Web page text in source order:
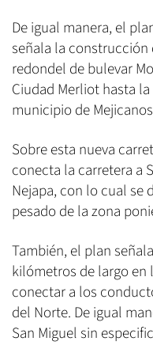
De igual manera, el
señala la construcción
redondel de bulevar
Ciudad Merliot hasta
municipio de
Sobre esta nueva
conecta la carretera a
Nejapa, con lo cual se
pesado de la zona
También, el plan
kilómetros de largo en
conectar a los
del Norte. De igual
San Miguel sin